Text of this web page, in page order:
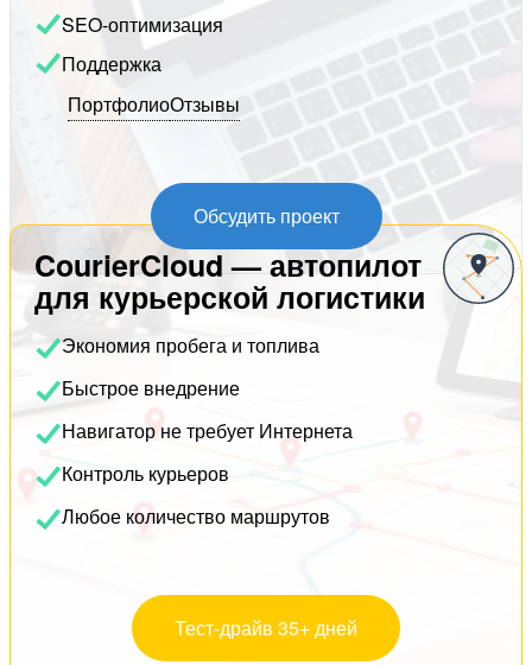
SEO-оптимизация
Поддержка
ПортфолиоОтзывы
Обсудить проект
CourierCloud — автопилот
для курьерской логистики
Экономия пробега и топлива
Быстрое внедрение
Навигатор не требует Интернета
Контроль курьеров
Любое количество маршрутов
Тест-драйв 35+ дней